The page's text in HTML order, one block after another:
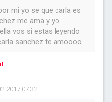
mi yo se que carla es
me ama y yo
vos si estas leyendo
sanchez te amoooo
2017 07:32